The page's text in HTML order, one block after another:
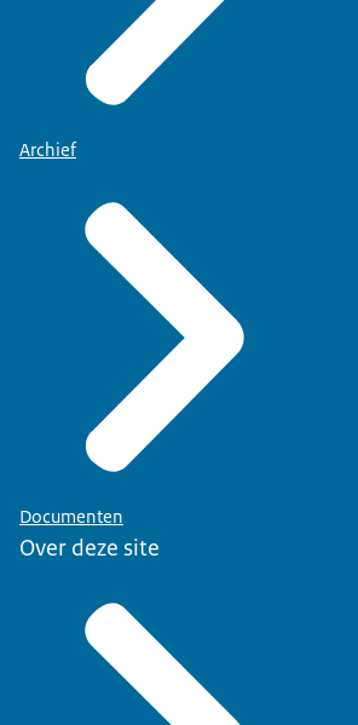
Archief
Documenten
Over deze site